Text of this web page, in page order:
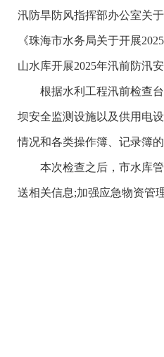
汛防旱防风指挥部办公室关
《珠海市水务局关于开展
山水库开展2025年汛前防汛安
根据水利工程汛前检查台
坝安全监测设施以及供用电
情况和各类操作簿、记录簿
本次检查之后，市水库管
送相关信息;加强应急物资管